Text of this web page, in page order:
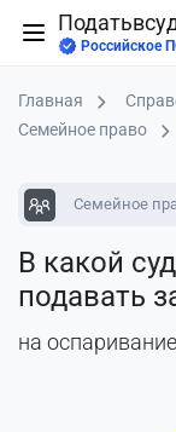
Российское
Главная
Семейное право
Семейное
В какой
подавать
на